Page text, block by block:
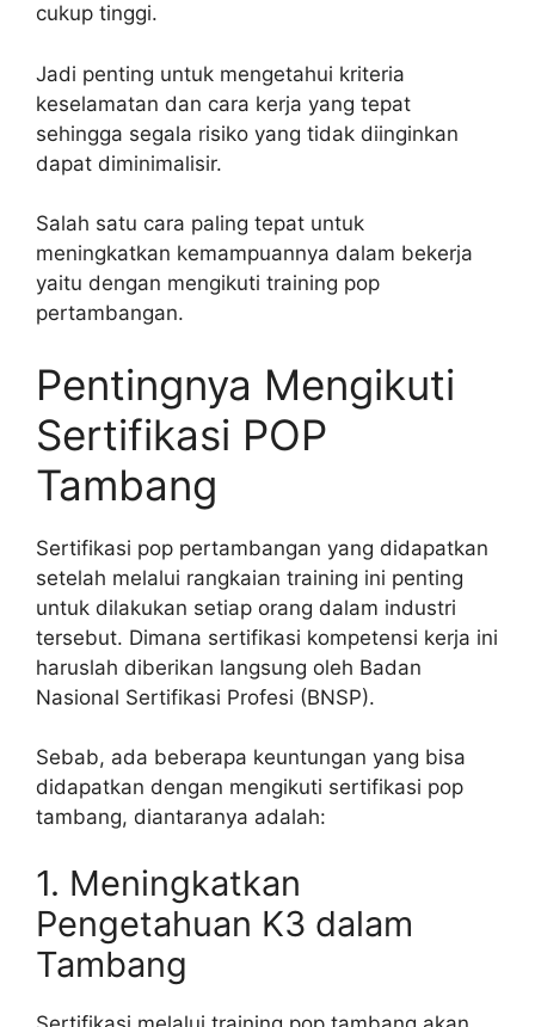
cukup tinggi.
Jadi penting untuk mengetahui kriteria
keselamatan dan cara kerja yang tepat
sehingga segala risiko yang tidak diinginkan
dapat diminimalisir.
Salah satu cara paling tepat untuk
meningkatkan kemampuannya dalam bekerja
yaitu dengan mengikuti training pop
pertambangan.
Pentingnya Mengikuti
Sertifikasi POP
Tambang
Sertifikasi pop pertambangan yang didapatkan
setelah melalui rangkaian training ini penting
untuk dilakukan setiap orang dalam industri
tersebut. Dimana sertifikasi kompetensi kerja ini
haruslah diberikan langsung oleh Badan
Nasional Sertifikasi Profesi (BNSP).
Sebab, ada beberapa keuntungan yang bisa
didapatkan dengan mengikuti sertifikasi pop
tambang, diantaranya adalah:
1. Meningkatkan
Pengetahuan K3 dalam
Tambang